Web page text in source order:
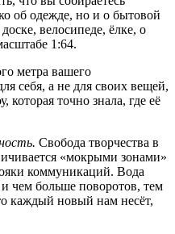
об одежде, но и о бытовой
велосипеде, ёлке, о
1:64.
метра вашего
себя, а не для своих вещей,
которая точно знала, где её
Свобода творчества в
«мокрыми зонами»
коммуникаций. Вода
чем больше поворотов, тем
каждый новый нам несёт,